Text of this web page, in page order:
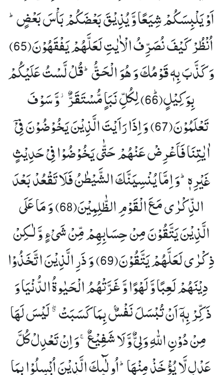
اَوْ یَلْبِسَكُمْ شِیَعًا وَّ یُذِیْقَ بَعْضَكُمْ بَاْسَ بَعْضٍؕ-
اُنْظُرْ كَیْفَ نُصَرِّفُ الْاٰیٰتِ لَعَلَّهُمْ یَفْقَهُوْنَ(65)
وَ كَذَّبَ بِهٖ قَوْمُكَ وَ هُوَ الْحَقُّؕ-قُلْ لَّسْتُ عَلَیْكُمْ
بِوَكِیْلٍﭤ(66)
لِكُلِّ نَبَاٍ مُّسْتَقَرٌّ٘-وَّ سَوْفَ
تَعْلَمُوْنَ(67)
وَ اِذَا رَاَیْتَ الَّذِیْنَ یَخُوْضُوْنَ فِیْۤ
اٰیٰتِنَا فَاَعْرِضْ عَنْهُمْ حَتّٰى یَخُوْضُوْا فِیْ حَدِیْثٍ
غَیْرِهٖؕ-وَ اِمَّا یُنْسِیَنَّكَ الشَّیْطٰنُ فَلَا تَقْعُدْ بَعْدَ
الذِّكْرٰى مَعَ الْقَوْمِ الظّٰلِمِیْنَ(68)
وَ مَا عَلَى
الَّذِیْنَ یَتَّقُوْنَ مِنْ حِسَابِهِمْ مِّنْ شَیْءٍ وَّ لٰـكِنْ
ذِكْرٰى لَعَلَّهُمْ یَتَّقُوْنَ(69)
وَ ذَرِ الَّذِیْنَ اتَّخَذُوْا
دِیْنَهُمْ لَعِبًا وَّ لَهْوًا وَّ غَرَّتْهُمُ الْحَیٰوةُ الدُّنْیَا وَ
ذَكِّرْ بِهٖۤ اَنْ تُبْسَلَ نَفْسٌۢ بِمَا كَسَبَتْ ﳓ لَیْسَ لَهَا
مِنْ دُوْنِ اللّٰهِ وَلِیٌّ وَّ لَا شَفِیْعٌۚ-وَ اِنْ تَعْدِلْ كُلَّ
عَدْلٍ لَّا یُؤْخَذْ مِنْهَاؕ-اُولٰٓىٕكَ الَّذِیْنَ اُبْسِلُوْا بِمَا